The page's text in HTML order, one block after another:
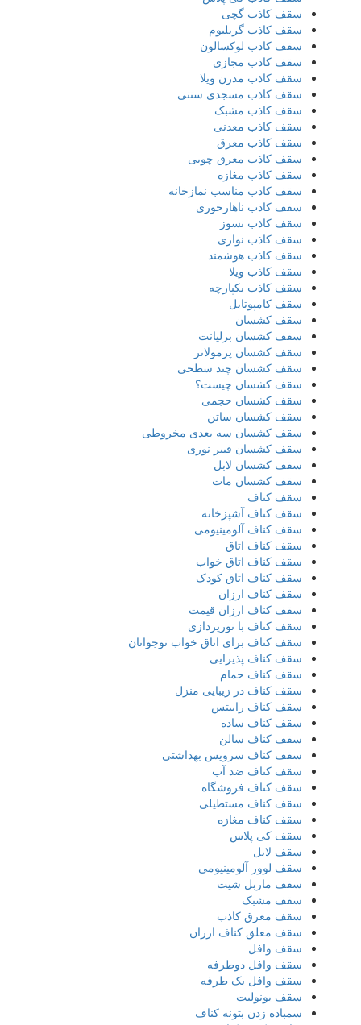
سقف کاذب گچی
سقف کاذب گریلیوم
سقف کاذب لوکسالون
سقف کاذب مجازی
سقف کاذب مدرن ویلا
سقف کاذب مسجدی سنتی
سقف کاذب مشبک
سقف کاذب معدنی
سقف کاذب معرق
سقف کاذب معرق چوبی
سقف کاذب مغازه
سقف کاذب مناسب نمازخانه
سقف کاذب ناهارخوری
سقف کاذب نسوز
سقف کاذب نواری
سقف کاذب هوشمند
سقف کاذب ویلا
سقف کاذب یکپارچه
سقف کامپوتایل
سقف کشسان
سقف کشسان برلیانت
سقف کشسان پرمولاتر
سقف کشسان چند سطحی
سقف کشسان چیست؟
سقف کشسان حجمی
سقف کشسان ساتن
سقف کشسان سه بعدی مخروطی
سقف کشسان فیبر نوری
سقف کشسان لابل
سقف کشسان مات
سقف کناف
سقف کناف آشپزخانه
سقف کناف آلومینیومی
سقف کناف اتاق
سقف کناف اتاق خواب
سقف کناف اتاق کودک
سقف کناف ارزان
سقف کناف ارزان قیمت
سقف کناف با نورپردازی
سقف کناف برای اتاق خواب نوجوانان
سقف کناف پذیرایی
سقف کناف حمام
سقف کناف در زیبایی منزل
سقف کناف رابیتس
سقف کناف ساده
سقف کناف سالن
سقف کناف سرویس بهداشتی
سقف کناف ضد آب
سقف کناف فروشگاه
سقف کناف مستطیلی
سقف کناف مغازه
سقف کی پلاس
سقف لابل
سقف لوور آلومینیومی
سقف ماربل شیت
سقف مشبک
سقف معرق کاذب
سقف معلق کناف ارزان
سقف وافل
سقف وافل دوطرفه
سقف وافل یک طرفه
سقف یونولیت
سمباده زدن بتونه کناف